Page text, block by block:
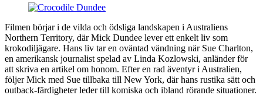
Filmen börjar i de vilda och ödsliga landskapen i Australiens
Northern Territory, där Mick Dundee lever ett enkelt liv som
krokodiljägare. Hans liv tar en oväntad vändning när Sue Charlton,
en amerikansk journalist spelad av Linda Kozlowski, anländer för
att skriva en artikel om honom. Efter en rad äventyr i Australien,
följer Mick med Sue tillbaka till New York, där hans rustika sätt och
outback-färdigheter leder till komiska och ibland rörande situationer.